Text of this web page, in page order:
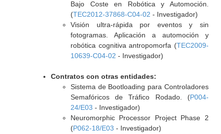
Bajo Coste en Robótica y Automoción.
(TEC2012-37868-C04-02 - Investigador)
Visión ultra-rápida por eventos y sin
fotogramas. Aplicación a automoción y
robótica cognitiva antropomorfa (TEC2009-
10639-C04-02 - Investigador)
Contratos con otras entidades:
Sistema de Bootloading para Controladores
Semafóricos de Tráfico Rodado. (P004-
24/E03 - Investigador)
Neuromorphic Processor Project Phase 2
(P062-18/E03 - Investigador)